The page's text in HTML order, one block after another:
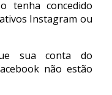
tenha concedido
Instagram ou
sua conta do
não estão